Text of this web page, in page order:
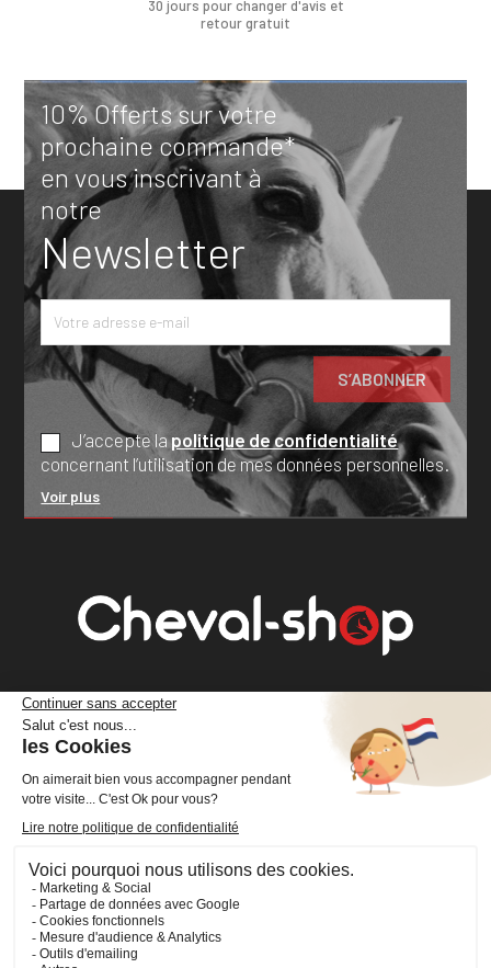
30 jours pour changer d'avis et
retour gratuit
10% Offerts sur votre
prochaine commande*
en vous inscrivant à
notre
Newsletter
J’accepte lapolitique de confidentialité
concernant l’utilisation de mes données personnelles.
Voir plus
France
+33 (0)2 40 36 20 61
Facebook